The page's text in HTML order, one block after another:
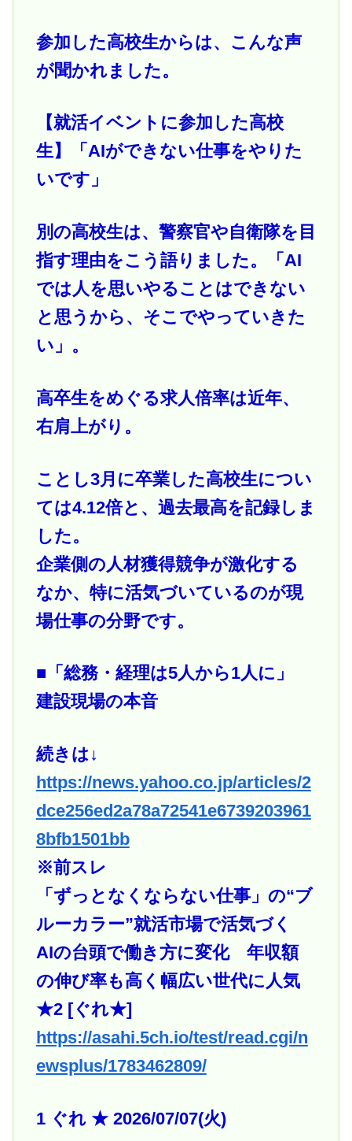
参加した高校生からは、こんな声
が聞かれました。
【就活イベントに参加した高校
生】「AIができない仕事をやりた
いです」
別の高校生は、警察官や自衛隊を目
指す理由をこう語りました。「AI
では人を思いやることはできない
と思うから、そこでやっていきた
い」。
高卒生をめぐる求人倍率は近年、
右肩上がり。
ことし3月に卒業した高校生につい
ては4.12倍と、過去最高を記録しま
した。
企業側の人材獲得競争が激化する
なか、特に活気づいているのが現
場仕事の分野です。
■「総務・経理は5人から1人に」
建設現場の本音
続きは↓
https://news.yahoo.co.jp/articles/2
dce256ed2a78a72541e6739203961
8bfb1501bb
※前スレ
「ずっとなくならない仕事」の“ブ
ルーカラー”就活市場で活気づく
AIの台頭で働き方に変化 年収額
の伸び率も高く幅広い世代に人気
★2 [ぐれ★]
https://asahi.5ch.io/test/read.cgi/n
ewsplus/1783462809/
1 ぐれ ★ 2026/07/07(火)